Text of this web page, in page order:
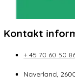
Kontakt
+ 45 70 60 50
Naverland,